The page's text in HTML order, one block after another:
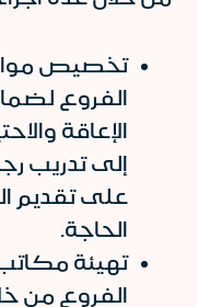
تخصيص
الفروع
الإعاقة
إلى تدريب
على تقديم
الحاجة.
تهيئة
الفروع من